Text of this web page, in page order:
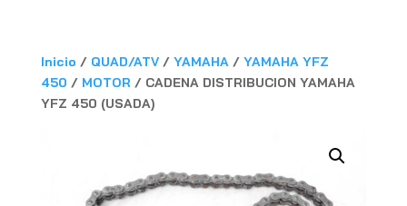
Inicio / QUAD/ATV/ YAMAHA/ YAMAHA YFZ
450 / MOTOR/ CADENA DISTRIBUCION YAMAHA
YFZ 450 (USADA)